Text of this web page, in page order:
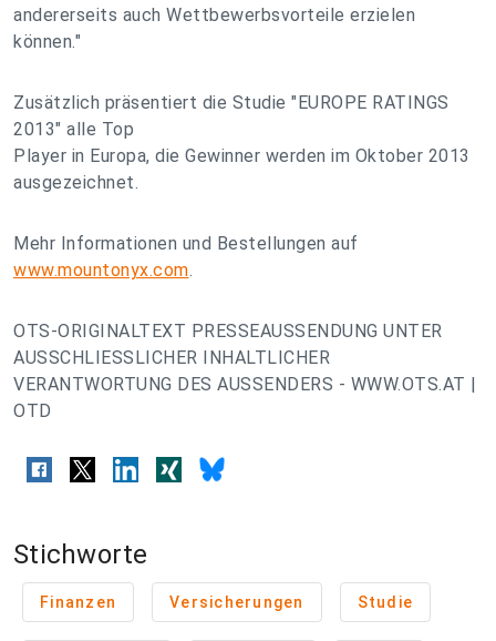
andererseits auch Wettbewerbsvorteile erzielen
können."
Zusätzlich präsentiert die Studie "EUROPE RATINGS
2013" alle Top
Player in Europa, die Gewinner werden im Oktober 2013
ausgezeichnet.
Mehr Informationen und Bestellungen auf
www.mountonyx.com.
OTS-ORIGINALTEXT PRESSEAUSSENDUNG UNTER
AUSSCHLIESSLICHER INHALTLICHER
VERANTWORTUNG DES AUSSENDERS - WWW.OTS.AT |
OTD
Stichworte
Finanzen Versicherungen Studie